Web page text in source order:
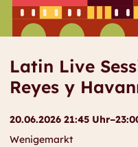
Latin Live
Reyes y
20.06.2026 21:45
Wenigemarkt